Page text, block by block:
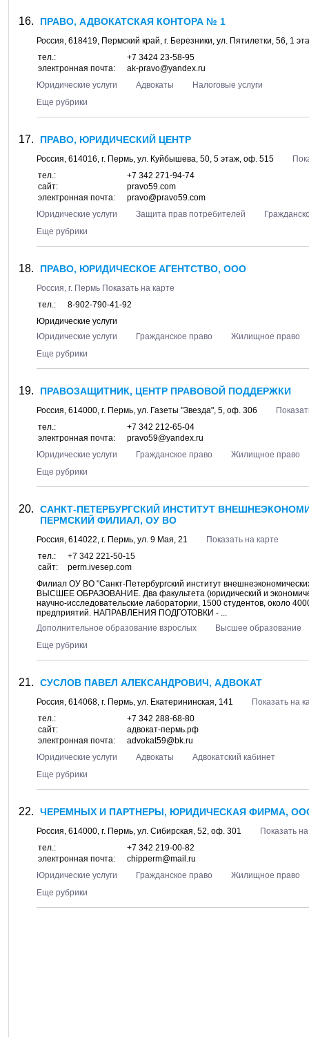
ПРАВО, АДВОКАТСКАЯ КОНТОРА № 1
Россия, 618419, Пермский край, г. Березники, ул. Пятилетки, 56, 1
тел.:
+7 3424 23-58-95
электронная почта:
ak-pravo@yandex.ru
Юридические услуги
Адвокаты
Налоговые услуги
Еще рубрики
ПРАВО, ЮРИДИЧЕСКИЙ ЦЕНТР
Россия, 614016, г. Пермь, ул. Куйбышева, 50, 5 этаж, оф. 515
тел.:
+7 342 271-94-74
сайт:
pravo59.com
электронная почта:
pravo@pravo59.com
Юридические услуги
Защита прав потребителей
Еще рубрики
ПРАВО, ЮРИДИЧЕСКОЕ АГЕНТСТВО, ООО
Россия, г. Пермь Показать на карте
тел.:
8-902-790-41-92
Юридические услуги
Юридические услуги
Гражданское право
Жилищное право
Еще рубрики
ПРАВОЗАЩИТНИК, ЦЕНТР ПРАВОВОЙ ПОДДЕРЖКИ
Россия, 614000, г. Пермь, ул. Газеты "Звезда", 5, оф. 306
тел.:
+7 342 212-65-04
электронная почта:
pravo59@yandex.ru
Юридические услуги
Гражданское право
Жилищное право
Еще рубрики
САНКТ-ПЕТЕРБУРГСКИЙ ИНСТИТУТ
ПЕРМСКИЙ ФИЛИАЛ, ОУ ВО
Россия, 614022, г. Пермь, ул. 9 Мая, 21
Показать на карте
тел.:
+7 342 221-50-15
сайт:
perm.ivesep.com
Филиал ОУ ВО "Санкт-Петербургский институт
ВЫСШЕЕ ОБРАЗОВАНИЕ. Два факультета (юридический и
научно-исследовательские лаборатории, 1500 студентов, около
предприятий. НАПРАВЛЕНИЯ ПОДГОТОВКИ - ...
Дополнительное образование взрослых
Высшее образование
Еще рубрики
СУСЛОВ ПАВЕЛ АЛЕКСАНДРОВИЧ, АДВОКАТ
Россия, 614068, г. Пермь, ул. Екатерининская, 141
Показать на
тел.:
+7 342 288-68-80
сайт:
адвокат-пермь.рф
электронная почта:
advokat59@bk.ru
Юридические услуги
Адвокаты
Адвокатский кабинет
Еще рубрики
ЧЕРЕМНЫХ И ПАРТНЕРЫ, ЮРИДИЧЕСКАЯ ФИРМА,
Россия, 614000, г. Пермь, ул. Сибирская, 52, оф. 301
Показать
тел.:
+7 342 219-00-82
электронная почта:
chipperm@mail.ru
Юридические услуги
Гражданское право
Жилищное право
Еще рубрики